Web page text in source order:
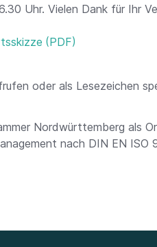
Uhr. Vielen Dank für Ihr
oder als Lesezeichen
Nordwürttemberg als
nach DIN EN ISO